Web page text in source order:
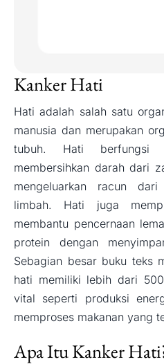
Kanker Hati
Hati adalah salah satu
manusia dan merupakan
tubuh. Hati berfungsi
membersihkan darah dari
mengeluarkan racun
limbah. Hati juga
membantu pencernaan
protein dengan
Sebagian besar buku teks
hati memiliki lebih dari
vital seperti produksi
memproses makanan yang
Apa Itu Kanker